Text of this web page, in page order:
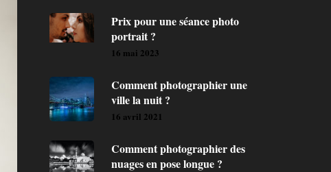
Prix pour une séance photo
portrait ?
16 mai 2023
Comment photographier une
ville la nuit ?
16 avril 2021
Comment photographier des
nuages en pose longue ?